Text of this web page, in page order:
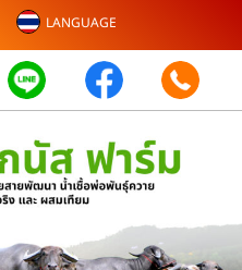
LANGUAGE